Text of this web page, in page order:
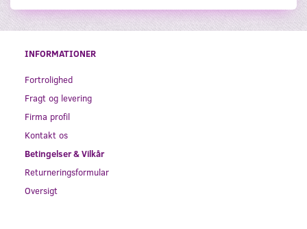
INFORMATIONER
Fortrolighed
Fragt og levering
Firma profil
Kontakt os
Betingelser & Vilkår
Returneringsformular
Oversigt